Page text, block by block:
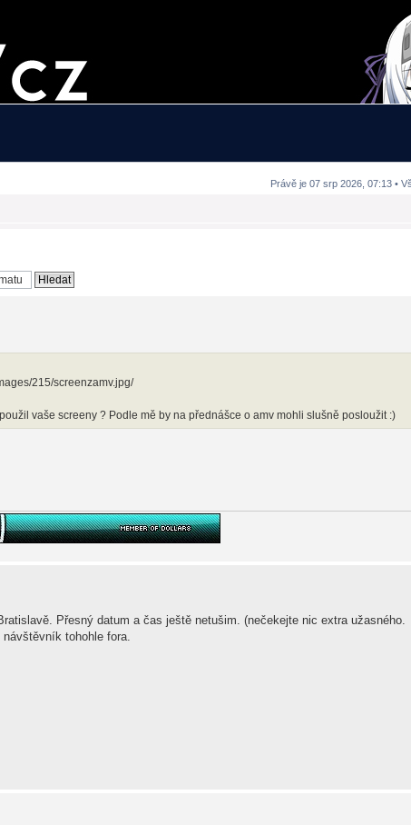
Právě je 07 srp 2026, 07:13 •
215/screenzamv.jpg/
vaše screeny ? Podle mě by na přednášce o amv mohli slušně posloužit :)
Přesný datum a čas ještě netušim. (nečekejte nic extra užasného.
tohohle fora.